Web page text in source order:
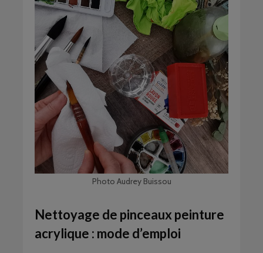
Photo Audrey Buissou
Nettoyage de pinceaux peinture
acrylique : mode d’emploi